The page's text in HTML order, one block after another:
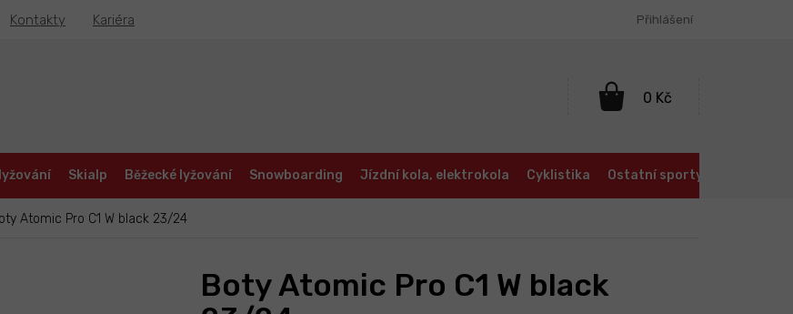
Kontakty Kariéra Přihlášení
NÁKUPNÍ
Skialp Běžecké lyžování Snowboarding Jízdní kola, elektrokola Cyklistika Ostatní sporty
Atomic Pro C1 W black 23/24
Boty Atomic Pro C1 W black